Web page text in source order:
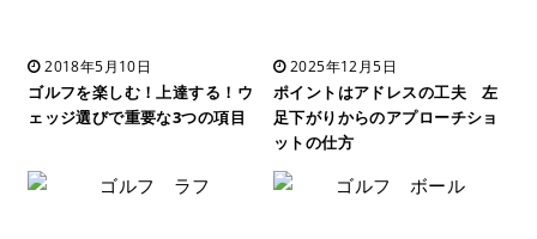
2018年5月10日
ゴルフを楽しむ！上達する！ウ
ェッジ選びで重要な3つの項目
2025年12月5日
ポイントはアドレスの工夫 左
足下がりからのアプローチショ
ットの仕方